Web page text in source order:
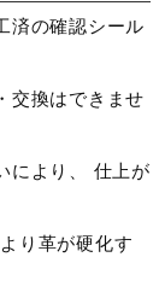
済の確認シール
交換はできませ
により、 仕上が
り革が硬化す